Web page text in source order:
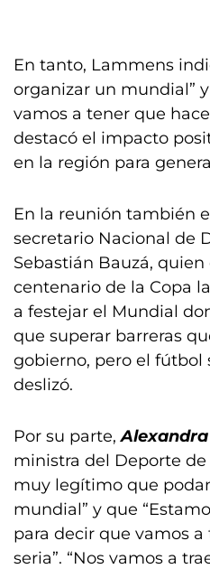
En tanto, Lammens
organizar un mundial”
vamos a tener que
destacó el impacto
en la región para
En la reunión también
secretario Nacional de
Sebastián Bauzá,
centenario de la Copa
a festejar el Mundial
que superar barreras
gobierno, pero el fútbol
deslizó.
Por su parte,
ministra del Deporte de
muy legítimo que
mundial” y que
para decir que vamos
seria”. “Nos vamos a